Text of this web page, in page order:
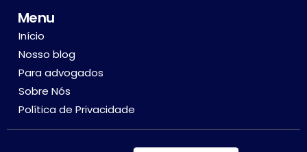
Menu
Início
Nosso blog
Para advogados
Sobre Nós
Política de Privacidade